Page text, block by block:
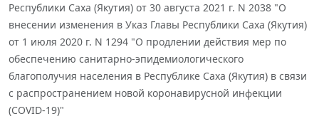
Республики Саха (Якутия) от 30 августа 2021 г. N 2038 "О
внесении изменения в Указ Главы Республики Саха (Якутия)
от 1 июля 2020 г. N 1294 "О продлении действия мер по
обеспечению санитарно-эпидемиологического
благополучия населения в Республике Саха (Якутия) в связи
с распространением новой коронавирусной инфекции
(COVID-19)"